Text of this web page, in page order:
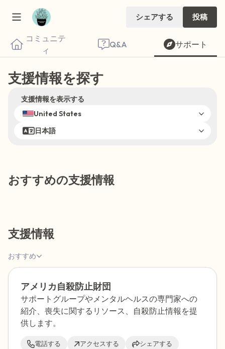
シェアする 投稿
コミュニテ
ィ
Q&A サポート
支援情報を探す
支援情報を表示する
United States
日本語
おすすめの支援情報
支援情報
おすすめ
アメリカ自殺防止財団
サポートグループやメンタルヘルスの専門家への
紹介、喪失に関するリソース、自殺防止情報を提
供します。
電話する アクセスする シェアする
座り心地の良い場所を見つけてください。
目を軽く閉じて、深呼吸を数回します。鼻
りを見回してください。以下のことを声に
ことができます）
感じるもの4つ（目の前にあるもので触れ
るものは何ですか？）
聞こえるもの3つ
匂いを嗅ぐもの2つ